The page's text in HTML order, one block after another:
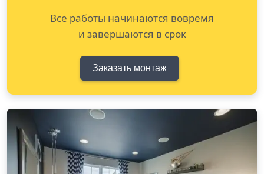
Все работы начинаются вовремя
и завершаются в срок
Заказать монтаж